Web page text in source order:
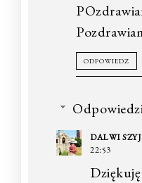
ODPOWIEDZ
DALWI
22:53